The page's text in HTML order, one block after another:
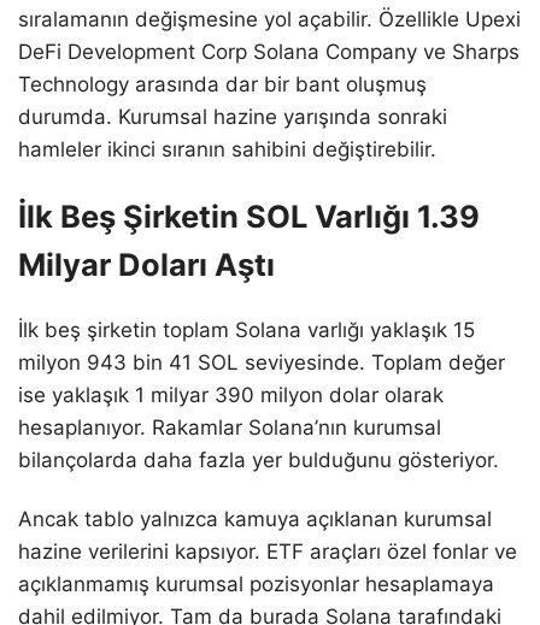
sıralamanın değişmesine yol açabilir. Özellikle Upexi
DeFi Development Corp Solana Company ve Sharps
Technology arasında dar bir bant oluşmuş
durumda. Kurumsal hazine yarışında sonraki
hamleler ikinci sıranın sahibini değiştirebilir.
İlk Beş Şirketin SOL Varlığı 1.39
Milyar Doları Aştı
İlk beş şirketin toplam Solana varlığı yaklaşık 15
milyon 943 bin 41 SOL seviyesinde. Toplam değer
ise yaklaşık 1 milyar 390 milyon dolar olarak
hesaplanıyor. Rakamlar Solana’nın kurumsal
bilançolarda daha fazla yer bulduğunu gösteriyor.
Ancak tablo yalnızca kamuya açıklanan kurumsal
hazine verilerini kapsıyor. ETF araçları özel fonlar ve
açıklanmamış kurumsal pozisyonlar hesaplamaya
dahil edilmiyor. Tam da burada Solana tarafındaki